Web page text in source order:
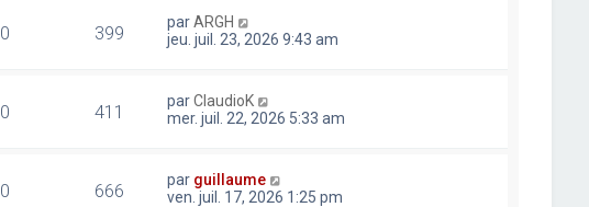
0 399 parARGH
jeu. juil. 23, 2026 9:43 am
0 411 parClaudioK
mer. juil. 22, 2026 5:33 am
0 666 par guillaume
ven. juil. 17, 2026 1:25 pm